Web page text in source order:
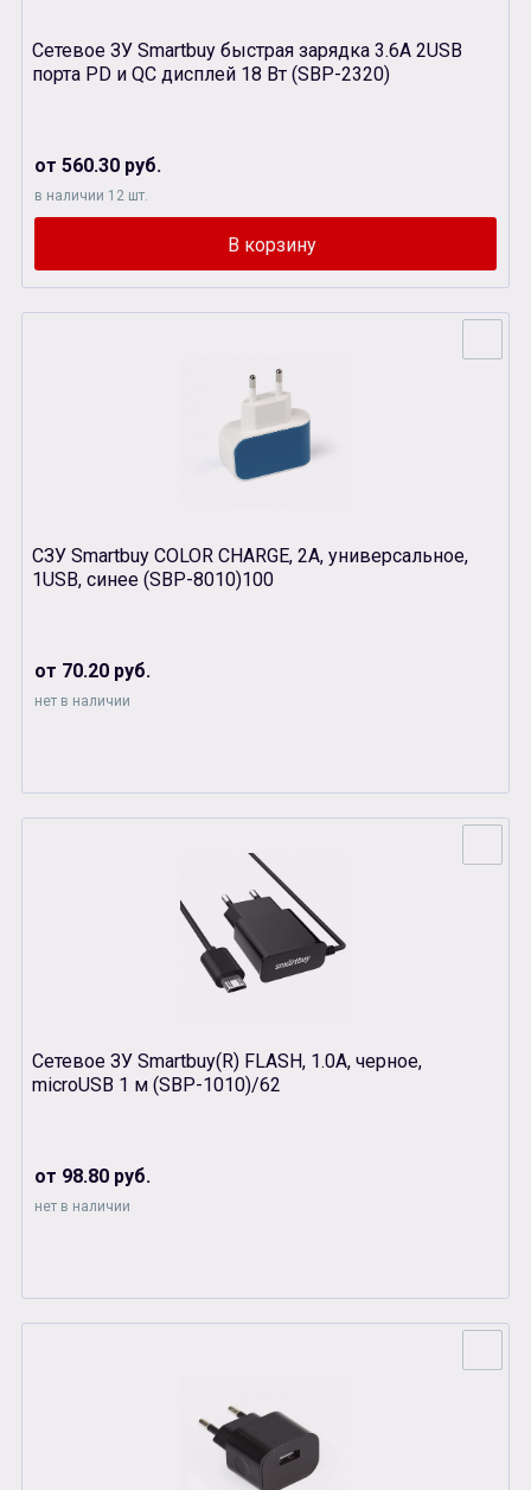
Сетевое ЗУ Smartbuy быстрая зарядка 3.6A 2USB
порта PD и QC дисплей 18 Вт (SBP-2320)
от 560.30 руб.
в наличии 12 шт.
СЗУ Smartbuy COLOR CHARGE, 2А, универсальное,
1USB, синее (SBР-8010)100
от 70.20 руб.
нет в наличии
Сетевое ЗУ Smartbuy(R) FLASH, 1.0А, черное,
microUSB 1 м (SBP-1010)/62
от 98.80 руб.
нет в наличии